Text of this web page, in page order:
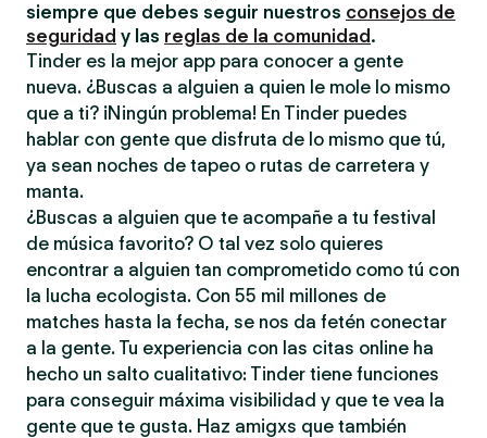
siempre que debes seguir nuestros consejos de
seguridad y las reglas de la comunidad .
Tinder es la mejor app para conocer a gente
nueva. ¿Buscas a alguien a quien le mole lo mismo
que a ti? ¡Ningún problema! En Tinder puedes
hablar con gente que disfruta de lo mismo que tú,
ya sean noches de tapeo o rutas de carretera y
manta.
¿Buscas a alguien que te acompañe a tu festival
de música favorito? O tal vez solo quieres
encontrar a alguien tan comprometido como tú con
la lucha ecologista. Con 55 mil millones de
matches hasta la fecha, se nos da fetén conectar
a la gente. Tu experiencia con las citas online ha
hecho un salto cualitativo: Tinder tiene funciones
para conseguir máxima visibilidad y que te vea la
gente que te gusta. Haz amigxs que también